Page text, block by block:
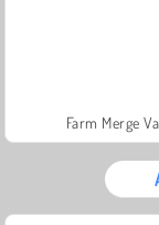
Farm Merge